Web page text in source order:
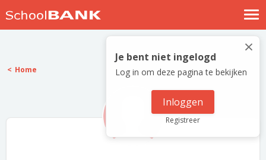
Nostalgische verhalen
Log in
Meld je gratis aan
×
Je bent niet ingelogd
Log in om deze pagina te bekijken
Inloggen
Registreer
Home